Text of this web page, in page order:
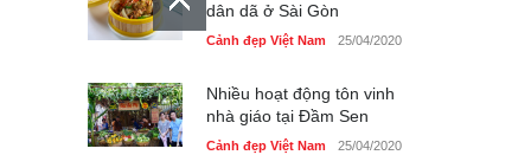
dân dã ở Sài Gòn
Cảnh đẹp Việt Nam 25/04/2020
Nhiều hoạt động tôn vinh
nhà giáo tại Đầm Sen
Cảnh đẹp Việt Nam 25/04/2020